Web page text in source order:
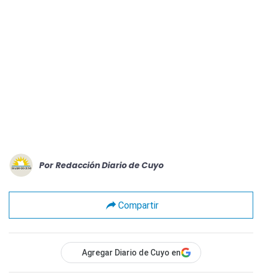
Por Redacción Diario de Cuyo
Compartir
Agregar Diario de Cuyo en